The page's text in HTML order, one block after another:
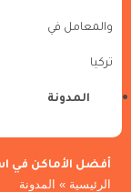
والمعامل في
تركيا
المدونة
أفضل الأماكن في
الرئيسية » المدونة